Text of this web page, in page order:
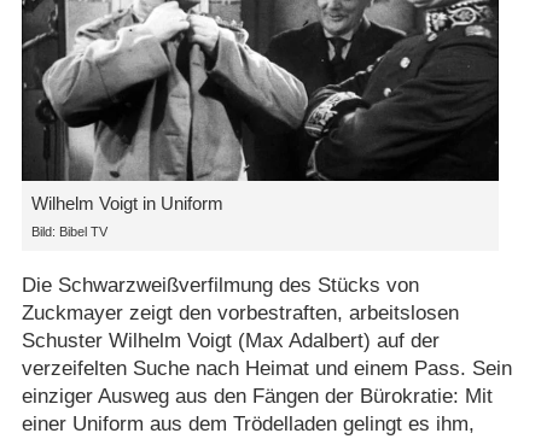
Wilhelm Voigt in Uniform
Bild: Bibel TV
Die Schwarzweißverfilmung des Stücks von
Zuckmayer zeigt den vorbestraften, arbeitslosen
Schuster Wilhelm Voigt (Max Adalbert) auf der
verzeifelten Suche nach Heimat und einem Pass. Sein
einziger Ausweg aus den Fängen der Bürokratie: Mit
einer Uniform aus dem Trödelladen gelingt es ihm,